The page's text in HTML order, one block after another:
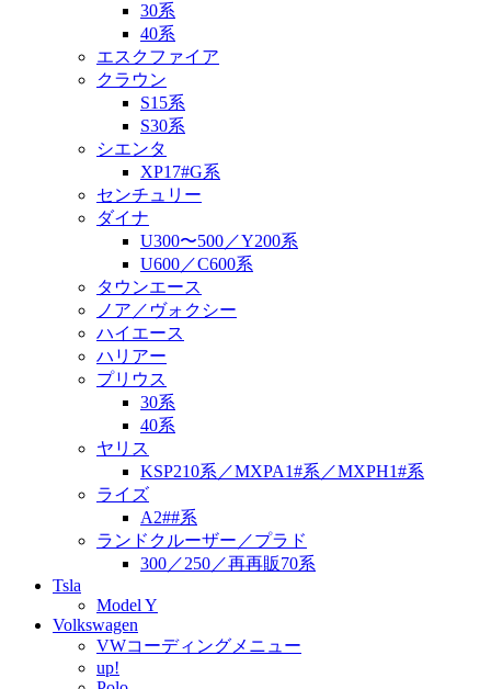
30系
40系
エスクファイア
クラウン
S15系
S30系
シエンタ
XP17#G系
センチュリー
ダイナ
U300〜500／Y200系
U600／C600系
タウンエース
ノア／ヴォクシー
ハイエース
ハリアー
プリウス
30系
40系
ヤリス
KSP210系／MXPA1#系／MXPH1#系
ライズ
A2##系
ランドクルーザー／プラド
300／250／再再販70系
Tsla
Model Y
Volkswagen
VWコーディングメニュー
up!